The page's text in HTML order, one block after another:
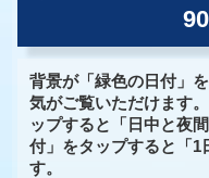
背景が「緑色の日付」
気がご覧いただけます
ップすると「日中と夜
付」をタップすると「1
す。